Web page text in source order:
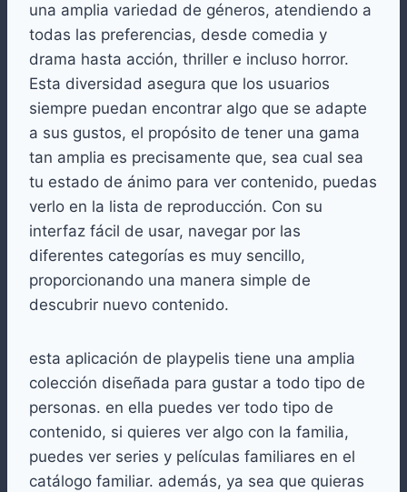
una amplia variedad de géneros, atendiendo a
todas las preferencias, desde comedia y
drama hasta acción, thriller e incluso horror.
Esta diversidad asegura que los usuarios
siempre puedan encontrar algo que se adapte
a sus gustos, el propósito de tener una gama
tan amplia es precisamente que, sea cual sea
tu estado de ánimo para ver contenido, puedas
verlo en la lista de reproducción. Con su
interfaz fácil de usar, navegar por las
diferentes categorías es muy sencillo,
proporcionando una manera simple de
descubrir nuevo contenido.
esta aplicación de playpelis tiene una amplia
colección diseñada para gustar a todo tipo de
personas. en ella puedes ver todo tipo de
contenido, si quieres ver algo con la familia,
puedes ver series y películas familiares en el
catálogo familiar. además, ya sea que quieras